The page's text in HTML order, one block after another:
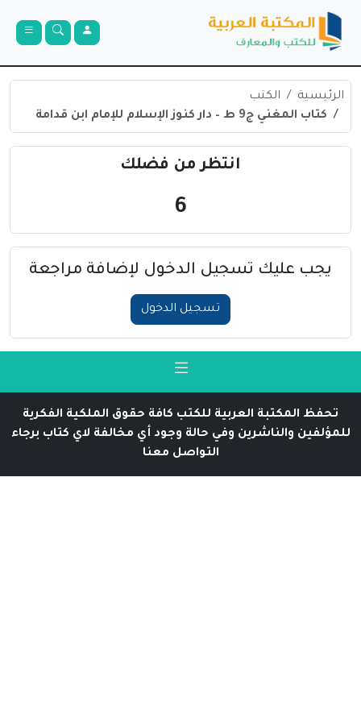
الرئيسية
الكتب
كتاب المغني ج9 ط – دار كنوز الإسلام للإمام ابن قدامة
انتظر من فضلك
6
يجب عليك تسجيل الدخول لإضافة مراجعة
تسجيل الدخول
تحفظ المكتبة العربية للكتب كافة حقوق الملكية الفكرية
للمؤلفين والناشرين وفي حالة وجود أي مخالفة لاي كتاب برجاء
التواصل معنا